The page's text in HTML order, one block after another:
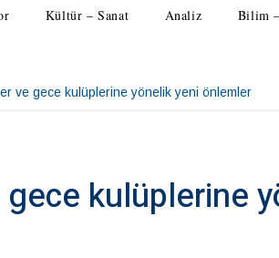
Kültür – Sanat Analiz Bilim
ve gece kulüplerine yönelik yeni önlemler
gece kulüplerine